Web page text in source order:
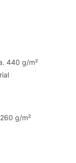
440 g/m²
g/m²